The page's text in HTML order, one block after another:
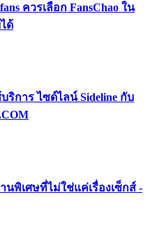
ควรเลือก FansChao ใน
ด้
ริการ ไซด์ไลน์ Sideline กับ
นพิเศษที่ไม่ใช่แค่เรื่องเซ็กส์ -